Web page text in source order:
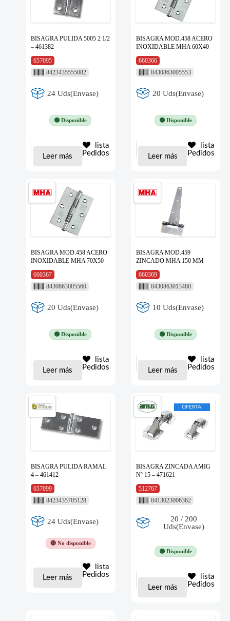
BISAGRA PULIDA 5005 2 1/2
– 461382
657095
8423435555082
24 Uds(Envase)
🟢 Disponible
Leer más
lista
Pedidos
BISAGRA MOD.458 ACERO
INOXIDABLE MHA 60X40
660366
8430863005553
20 Uds(Envase)
🟢 Disponible
Leer más
lista
Pedidos
BISAGRA MOD.458 ACERO
INOXIDABLE MHA 70X50
660367
8430863005560
20 Uds(Envase)
🟢 Disponible
Leer más
lista
Pedidos
BISAGRA MOD.459
ZINCADO MHA 150 MM
660369
8430863013480
10 Uds(Envase)
🟢 Disponible
Leer más
lista
Pedidos
BISAGRA PULIDA RAMAL
4 – 461412
657099
8423435705128
24 Uds(Envase)
🔴 No disponible
Leer más
lista
Pedidos
OFERTA!
BISAGRA ZINCADA AMIG
Nº 15 – 471621
512767
8413023006362
20 / 200
Uds(Envase)
🟢 Disponible
Leer más
lista
Pedidos